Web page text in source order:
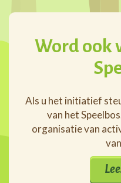
Word ook
Als u het initiatief
van het
organisatie van